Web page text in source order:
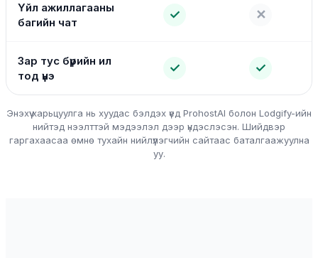
Үйл ажиллагааны
багийн чат
✓ ✕
Зар тус бүрийн ил
тод үнэ
✓ ✓
Энэхүү харьцуулга нь хуудас бэлдэх үед ProhostAI болон Lodgify-ийн
нийтэд нээлттэй мэдээлэл дээр үндэслэсэн. Шийдвэр
гаргахаасаа өмнө тухайн нийлүүлэгчийн сайтаас баталгаажуулна
уу.